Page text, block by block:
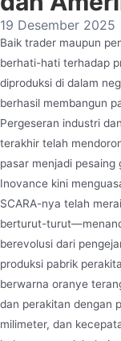
19 Desember 2025
Baik trader maupun
berhati-hati terhadap
diproduksi di dalam
berhasil membangun
Pergeseran industri
terakhir telah
pasar menjadi pesaing
Inovance kini
SCARA-nya telah
berturut-
berevolusi dari
produksi pabrik
berwarna oranye
dan perakitan dengan
milimeter, dan